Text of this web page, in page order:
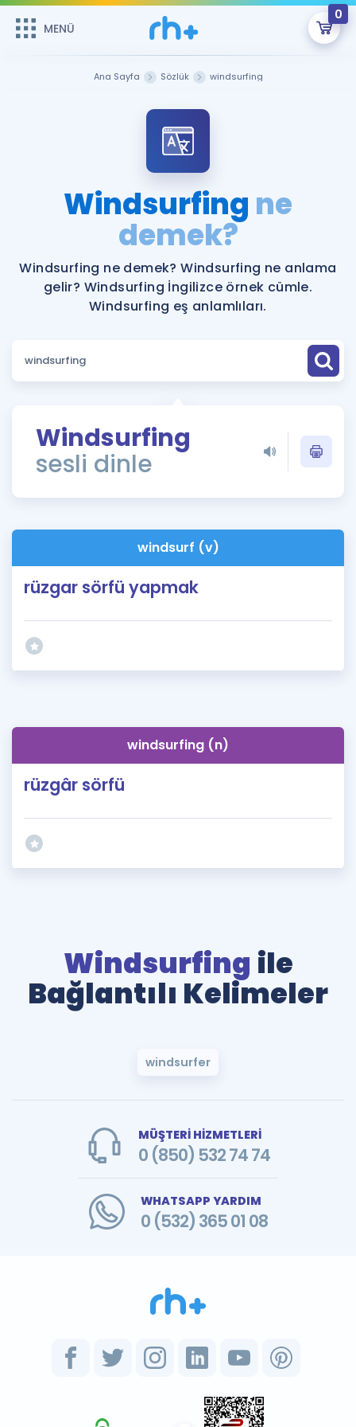
MENÜ
0
Şifremi Hatırlamıyorum
Sepetin Şu An Boş.
Remzi Hoca ile seni sınava hazırlayacak onlarca eğitim seni
bekliyor!
MENÜ
Katılımcı Görüşleri
Faydalı Araçlar
Ücretsiz Kaynaklar
Puan Hesaplama
ÖSYM Sınav Takvimi
Kampanyalar
İngilizce Gramer
İngilizce Gramer
Ana Sayfa Sözlük windsurfing
Windsurfing ne
demek?
Windsurfing ne demek? Windsurfing ne anlama
gelir? Windsurfing İngilizce örnek cümle.
Windsurfing eş anlamlıları.
Windsurfing
sesli dinle
windsurf (v)
rüzgar sörfü yapmak
windsurfing (n)
rüzgâr sörfü
Windsurfing ile
Bağlantılı Kelimeler
windsurfer
MÜŞTERİ HİZMETLERİ
0 (850) 532 74 74
WHATSAPP YARDIM
0 (532) 365 01 08